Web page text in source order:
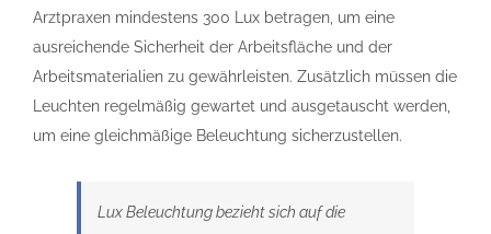
Arztpraxen mindestens 300 Lux betragen, um eine
ausreichende Sicherheit der Arbeitsfläche und der
Arbeitsmaterialien zu gewährleisten. Zusätzlich müssen die
Leuchten regelmäßig gewartet und ausgetauscht werden,
um eine gleichmäßige Beleuchtung sicherzustellen.
Lux Beleuchtung bezieht sich auf die